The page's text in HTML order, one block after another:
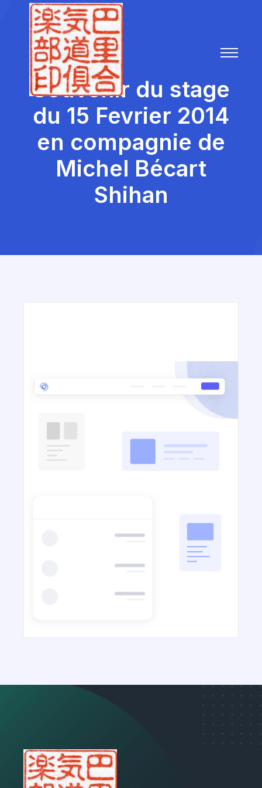
Souvenir du stage
du 15 Fevrier 2014
en compagnie de
Michel Bécart
Shihan